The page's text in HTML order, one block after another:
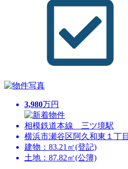
3,980万円
相模鉄道本線 三ツ境駅
横浜市瀬谷区阿久和東１丁目
建物：83.21㎡(登記)
土地：87.82㎡(公簿)